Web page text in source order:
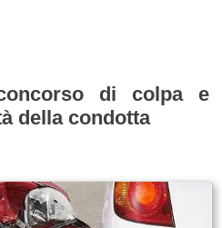
di colpa e
della condotta